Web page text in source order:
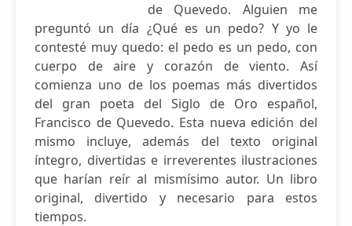
de Quevedo. Alguien me
preguntó un día ¿Qué es un pedo? Y yo le
contesté muy quedo: el pedo es un pedo, con
cuerpo de aire y corazón de viento. Así
comienza uno de los poemas más divertidos
del gran poeta del Siglo de Oro español,
Francisco de Quevedo. Esta nueva edición del
mismo incluye, además del texto original
íntegro, divertidas e irreverentes ilustraciones
que harían reír al mismísimo autor. Un libro
original, divertido y necesario para estos
tiempos.